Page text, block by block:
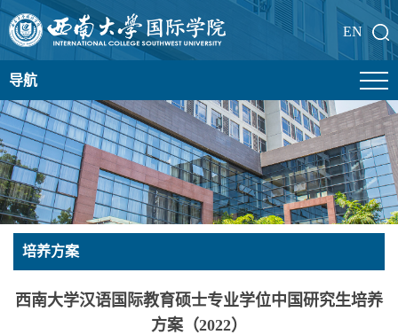
EN
导航
培养方案
西南大学汉语国际教育硕士专业学位中国研究生培养
方案（2022）